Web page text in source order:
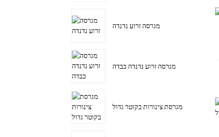
מגרסה זרוע נדנדה
מגרסה זרוע נדנדה כבדה
מגרסת צינורות בקוטר גדול